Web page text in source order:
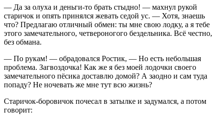
— Да за олуха и деньги-то брать стыдно! — махнул рукой
старичок и опять принялся жевать седой ус. — Хотя, знаешь
что? Предлагаю отличный обмен: ты мне свою лодку, а я тебе
этого замечательного, четвероногого бездельника. Всё честно,
без обмана.
— По рукам! — обрадовался Ростик, — Но есть небольшая
проблема. Загвоздочка! Как же я без моей лодочки своего
замечательного пёсика доставлю домой? А заодно и сам туда
попаду? Не ночевать же мне тут всю жизнь?
Старичок-боровичок почесал в затылке и задумался, а потом
говорит: